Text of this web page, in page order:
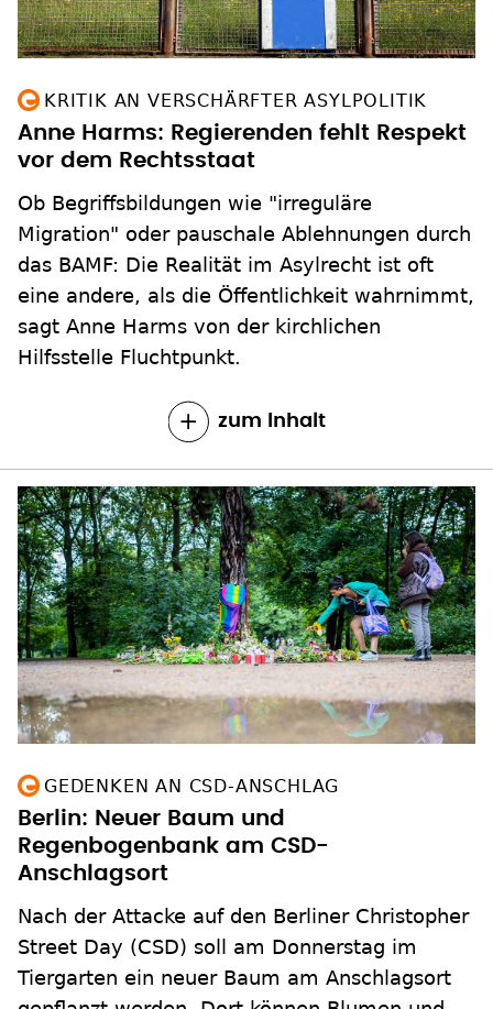
KRITIK AN VERSCHÄRFTER ASYLPOLITIK
Anne Harms: Regierenden fehlt Respekt
vor dem Rechtsstaat
Ob Begriffsbildungen wie "irreguläre
Migration" oder pauschale Ablehnungen durch
das BAMF: Die Realität im Asylrecht ist oft
eine andere, als die Öffentlichkeit wahrnimmt,
sagt Anne Harms von der kirchlichen
Hilfsstelle Fluchtpunkt.
zum Inhalt
GEDENKEN AN CSD-ANSCHLAG
Berlin: Neuer Baum und
Regenbogenbank am CSD-
Anschlagsort
Nach der Attacke auf den Berliner Christopher
Street Day (CSD) soll am Donnerstag im
Tiergarten ein neuer Baum am Anschlagsort